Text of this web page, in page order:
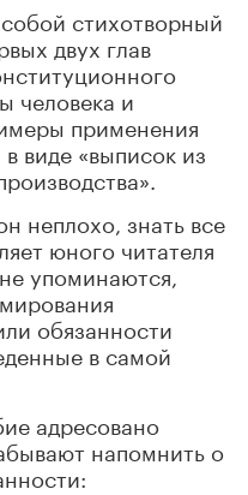
стихотворный
двух глав
человека и
применения
виде «выписок из
неплохо, знать все
юного читателя
упоминаются,
обязанности
в самой
адресовано
напомнить о